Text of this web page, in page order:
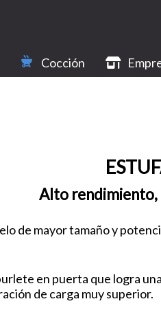
Cocción
Alto rendimiento,
de mayor tamaño y
en puerta que logra
de carga muy superior.